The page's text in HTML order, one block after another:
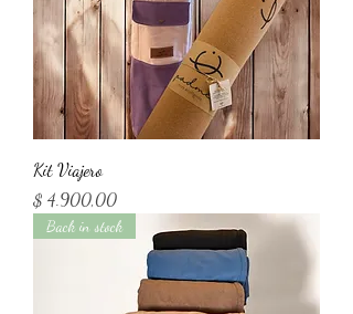
Kit Viajero
Precio
$ 4.900,00
Back in stock